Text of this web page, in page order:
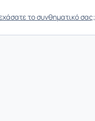
το συνθηματικό σας;